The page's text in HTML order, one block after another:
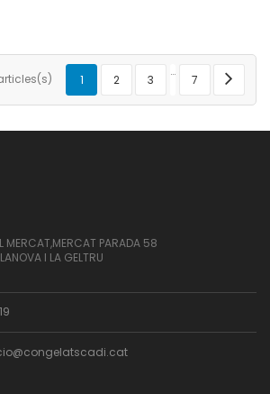
1 2 3
…
7
MERCAT,MERCAT PARADA 58
I LA GELTRU